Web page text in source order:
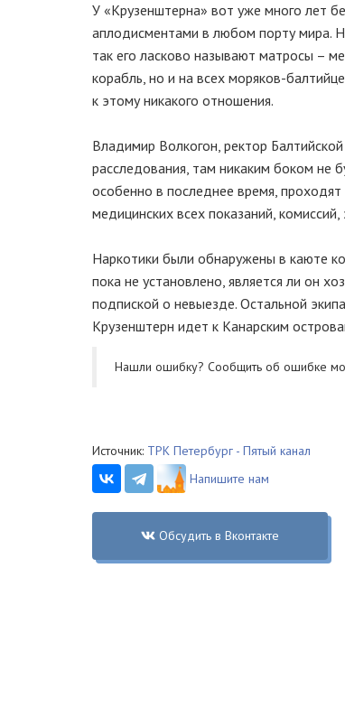
У «Крузенштерна» вот уже много лет
аплодисментами в любом порту мира.
так его ласково называют матросы –
корабль, но и на всех моряков-
к этому никакого отношения.
Владимир Волкогон, ректор
расследования, там никаким боком не
особенно в последнее время, проходят
медицинских всех показаний,
Наркотики были обнаружены в каюте
пока не установлено, является ли он
подпиской о невыезде. Остальной
Крузенштерн идет к Канарским
Нашли ошибку? Cообщить об ошибке
Источник: ТРК Петербург - Пятый канал
Напишите нам
Обсудить в Вконтакте